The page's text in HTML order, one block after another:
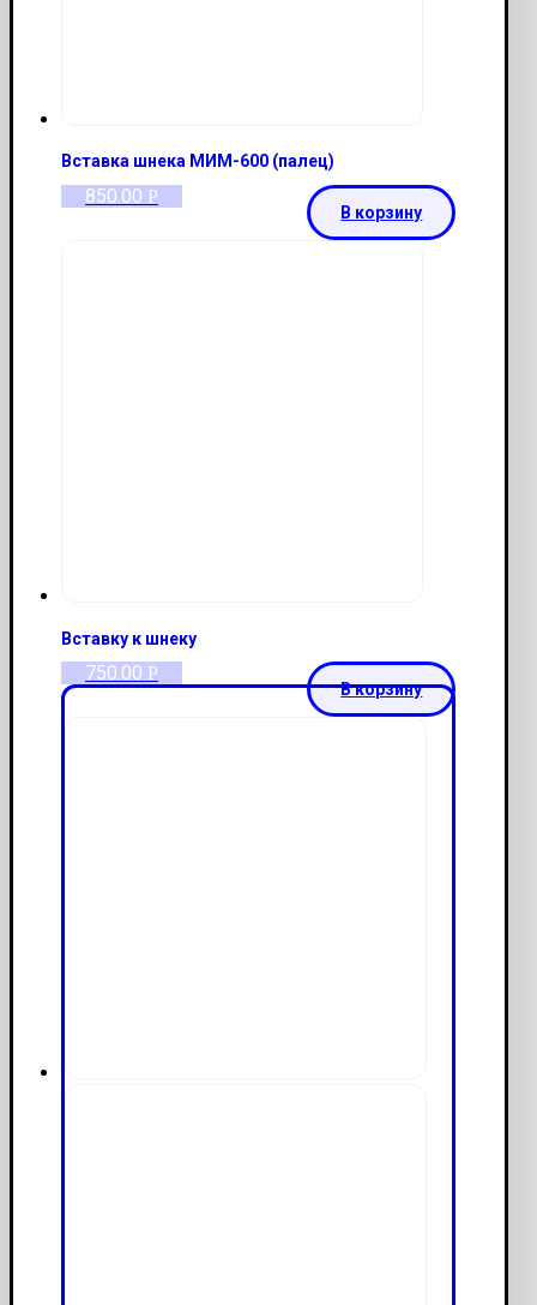
Вставка шнека МИМ-600 (палец)
850.00 Р
В корзину
Вставку к шнеку
750.00 Р
В корзину